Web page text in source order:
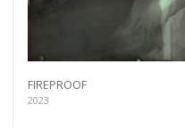
FIREPROOF
2023